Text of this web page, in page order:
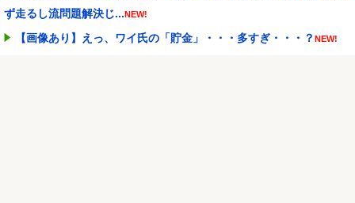
ず走るし流問題解決じ...NEW!
【画像あり】えっ、ワイ氏の「貯金」・・・多すぎ・・・？ NEW!